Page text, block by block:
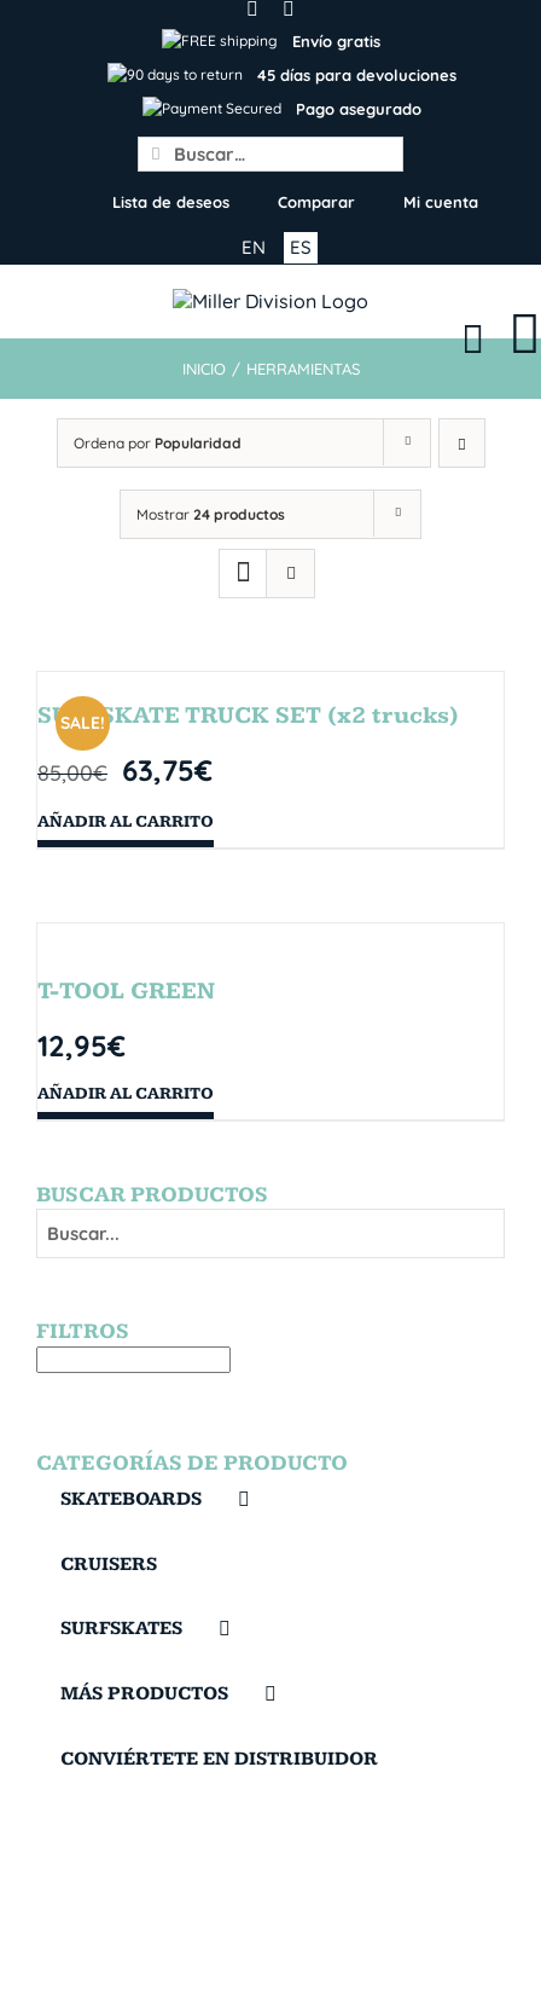
Envío gratis
45 días para devoluciones
Pago asegurado
Search
for:
Lista de deseos Comparar Mi cuenta
ES
EN
INICIO / HERRAMIENTAS
Ordena por Popularidad
Mostrar 24 productos
SALE!
SURFSKATE TRUCK SET (x2 trucks)
85,00€ 63,75€
AÑADIR AL CARRITO
T-TOOL GREEN
12,95€
AÑADIR AL CARRITO
BUSCAR PRODUCTOS
FILTROS
CATEGORÍAS DE PRODUCTO
SKATEBOARDS
CRUISERS
SURFSKATES
MÁS PRODUCTOS
CONVIÉRTETE EN DISTRIBUIDOR